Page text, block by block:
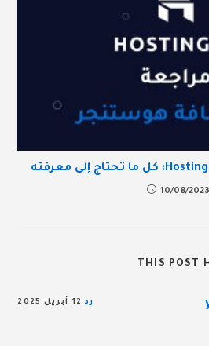
10/08/2023
THIS POST
رد 12 أبريل 2025